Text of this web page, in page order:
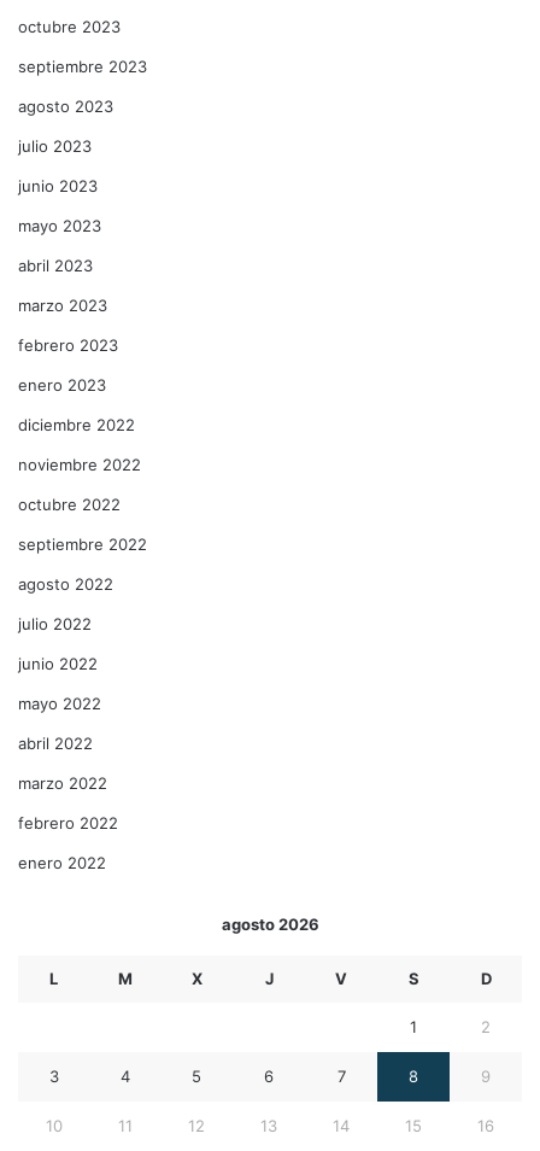
octubre 2023
septiembre 2023
agosto 2023
julio 2023
junio 2023
mayo 2023
abril 2023
marzo 2023
febrero 2023
enero 2023
diciembre 2022
noviembre 2022
octubre 2022
septiembre 2022
agosto 2022
julio 2022
junio 2022
mayo 2022
abril 2022
marzo 2022
febrero 2022
enero 2022
agosto 2026
L M X J V S D
1 2
3 4 5 6 7 8 9
10 11 12 13 14 15 16